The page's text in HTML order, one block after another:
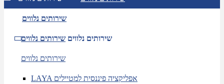
שירותים נלווים
שירותים נלווים שירותים נלווים
שירותים נלווים
LAYA אפליקציה פיננסית למטיילים